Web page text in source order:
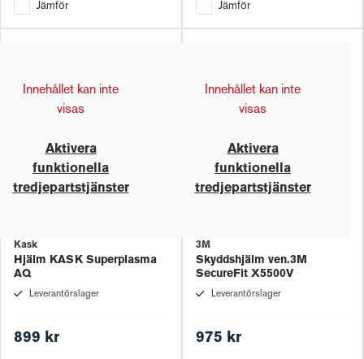
Jämför Jämför
Innehållet kan inte
visas
Aktivera
funktionella
tredjepartstjänster
Kask
Hjälm KASK Superplasma
AQ
Leverantörslager
899 kr
Innehållet kan inte
visas
Aktivera
funktionella
tredjepartstjänster
3M
Skyddshjälm ven.3M
SecureFit X5500V
Leverantörslager
975 kr